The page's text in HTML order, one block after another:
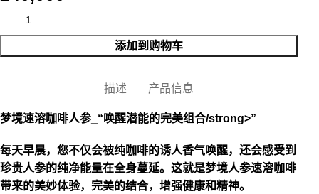
添加到购物车
描述 产品信息
梦境速溶咖啡人参_“唤醒潜能的完美组合/strong>”
每天早晨，您不仅会被纯咖啡的诱人香气唤醒，还会感受到
珍贵人参的纯净能量在全身蔓延。这就是梦境人参速溶咖啡
带来的美妙体验，完美的结合，增强健康和精神。